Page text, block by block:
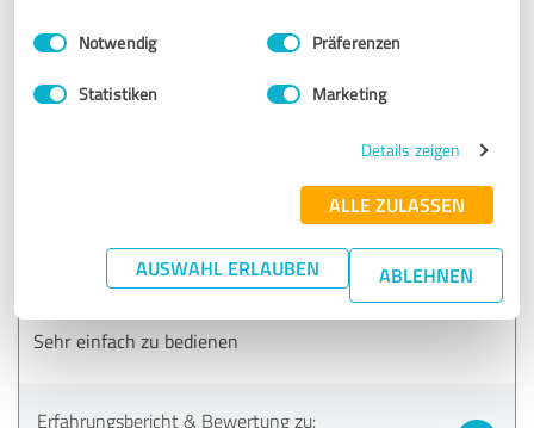
Impressum Datenschutzbestimmungen
Einwilligungsauswahl
Notwendig Präferenzen
Statistiken Marketing
Details zeigen
ALLE ZULASSEN
AUSWAHL ERLAUBEN ABLEHNEN
Erfahrungsbericht & Bewertung zu:
sapprep.de
SEHR GUT Empfehlung
Sehr einfach zu bedienen
Erfahrungsbericht & Bewertung zu: